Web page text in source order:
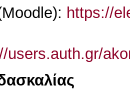
https://
users.auth.gr/